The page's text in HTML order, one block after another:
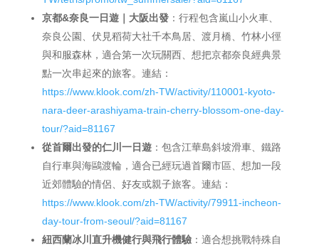
京都&奈良一日遊｜大阪出發：行程包含嵐山小火車、
奈良公園、伏見稻荷大社千本鳥居、渡月橋、竹林小徑
與和服森林，適合第一次玩關西、想把京都奈良經典景
點一次串起來的旅客。連結：
https://www.klook.com/zh-TW/activity/110001-kyoto-
nara-deer-arashiyama-train-cherry-blossom-one-day-
tour/?aid=81167
從首爾出發的仁川一日遊：包含江華島斜坡滑車、鐵路
自行車與海鷗渡輪，適合已經玩過首爾市區、想加一段
近郊體驗的情侶、好友或親子旅客。連結：
https://www.klook.com/zh-TW/activity/79911-incheon-
day-tour-from-seoul/?aid=81167
紐西蘭冰川直升機健行與飛行體驗：適合想挑戰特殊自